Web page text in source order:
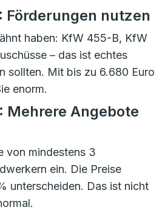
Förderungen nutzen
haben: KfW 455-B, KfW
– das ist echtes
sollten. Mit bis zu 6.680 Euro
enorm.
Mehrere Angebote
von mindestens 3
ein. Die Preise
unterscheiden. Das ist nicht